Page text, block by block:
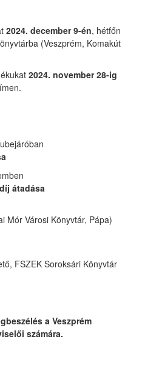
2024. december 9-én, hétfőn
(Veszprém, Komakút
2024. november 28-ig
átadása
Mór Városi Könyvtár, Pápa)
FSZEK Soroksári Könyvtár
a Veszprém
számára.